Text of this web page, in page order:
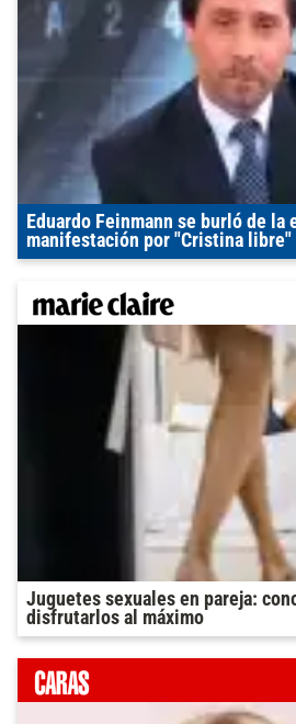
Eduardo Feinmann se burló de la
manifestación por "Cristina libre"
Juguetes sexuales en pareja:
disfrutarlos al máximo